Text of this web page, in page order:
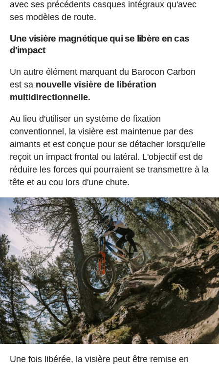
avec ses précédents casques intégraux qu'avec
ses modèles de route.
Une visière magnétique qui se libère en cas
d'impact
Un autre élément marquant du Barocon Carbon
est sa nouvelle visière de libération
multidirectionnelle.
Au lieu d'utiliser un système de fixation
conventionnel, la visière est maintenue par des
aimants et est conçue pour se détacher lorsqu'elle
reçoit un impact frontal ou latéral. L'objectif est de
réduire les forces qui pourraient se transmettre à la
tête et au cou lors d'une chute.
Une fois libérée, la visière peut être remise en